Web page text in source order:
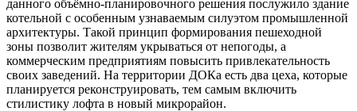
данного объёмно-планировочного решения послужило здание
котельной с особенным узнаваемым силуэтом промышленной
архитектуры. Такой принцип формирования пешеходной
зоны позволит жителям укрываться от непогоды, а
коммерческим предприятиям повысить привлекательность
своих заведений. На территории ДОКа есть два цеха, которые
планируется реконструировать, тем самым включить
стилистику лофта в новый микрорайон.